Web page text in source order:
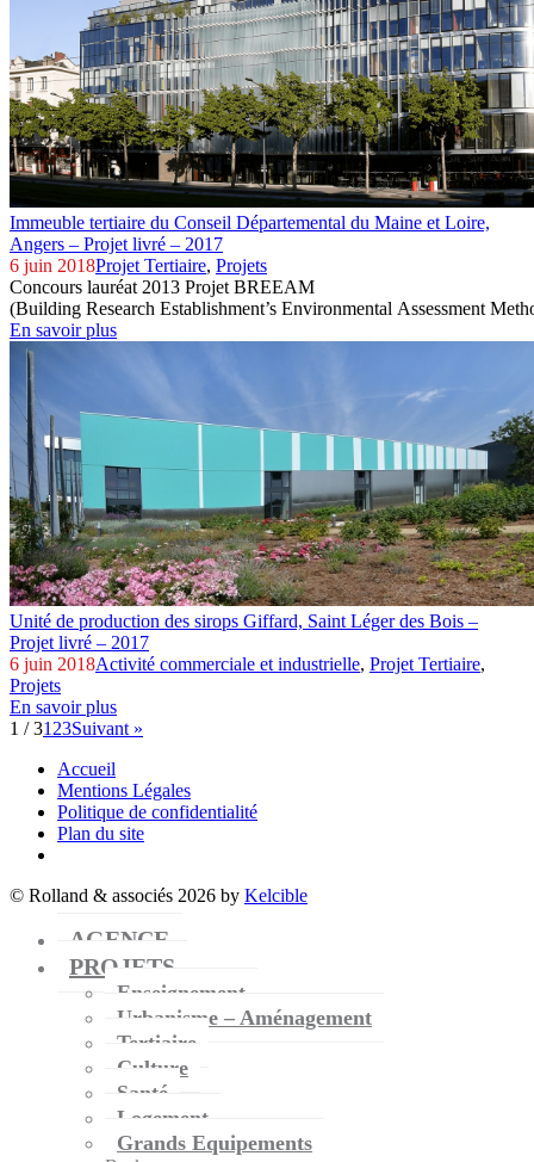
Immeuble tertiaire du Conseil Départemental du Maine et Loire,
Angers – Projet livré – 2017
6 juin 2018Projet Tertiaire, Projets
Concours lauréat 2013 Projet BREEAM
(Building Research Establishment’s Environmental Assessment
En savoir plus
Unité de production des sirops Giffard, Saint Léger des Bois –
Projet livré – 2017
6 juin 2018Activité commerciale et industrielle, Projet Tertiaire,
Projets
En savoir plus
1 / 31 23Suivant »
Accueil
Mentions Légales
Politique de confidentialité
Plan du site
© Rolland & associés 2026 by Kelcible
AGENCE
PROJETS
Enseignement
Urbanisme – Aménagement
Tertiaire
Culture
Santé
Logement
Grands Equipements